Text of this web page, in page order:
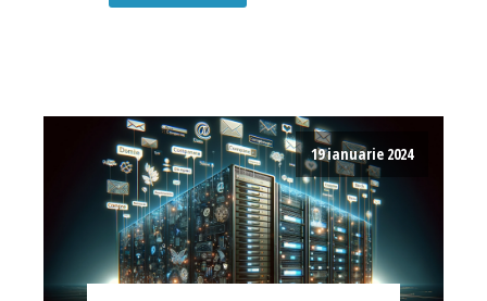
19 ianuarie 2024